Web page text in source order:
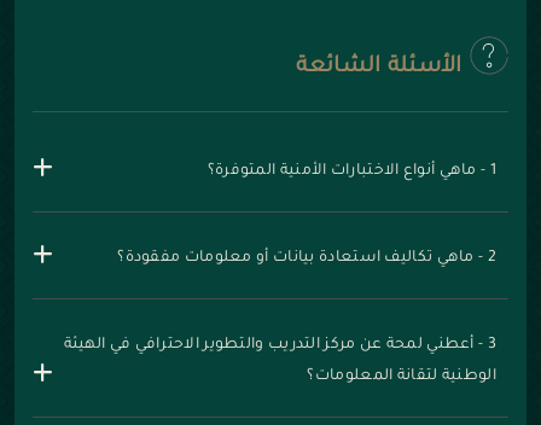
الأسئلة الشائعة
1 - ماهي أنواع الاختبارات الأمنية المتوفرة؟
2 - ماهي تكاليف استعادة بيانات أو معلومات مفقودة؟
3 - أعطني لمحة عن مركز التدريب والتطوير الاحترافي في الهيئة
الوطنية لتقانة المعلومات؟